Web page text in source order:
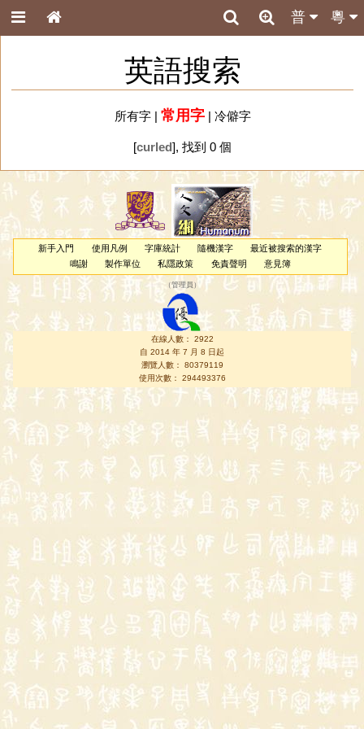
粵
普
英語搜索
所有字| 常用字| 冷僻字
[curled], 找到 0 個
新手入門 使用凡例 字庫統計 隨機漢字
最近被搜索的漢字
鳴謝
製作單位 私隱政策 免責聲明 意見簿
（管理員 ）
在線人數： 2922
自 2014 年 7 月 8 日起
瀏覽人數： 80379119
使用次數： 294493376